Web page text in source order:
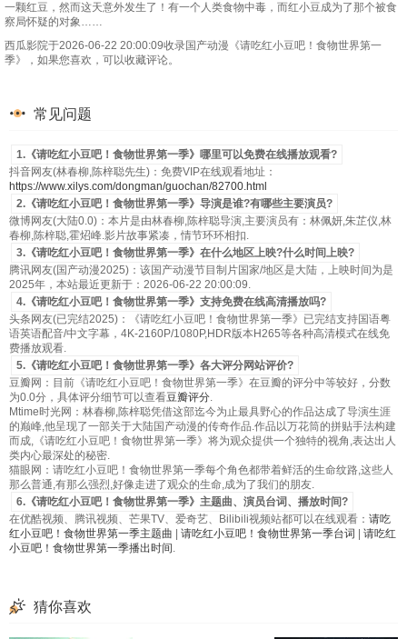
一颗红豆，然而这天意外发生了！有一个人类食物中毒，而红小豆成为了那个被食
察局怀疑的对象……
西瓜影院于2026-06-22 20:00:09收录国产动漫《请吃红小豆吧！食物世界第一
季》，如果您喜欢，可以收藏评论。
常见问题
1.《请吃红小豆吧！食物世界第一季》哪里可以免费在线播放观看?
抖音网友(林春柳,陈梓聪先生)：免费VIP在线观看地址：
https://www.xilys.com/dongman/guochan/82700.html
2.《请吃红小豆吧！食物世界第一季》导演是谁?有哪些主要演员?
微博网友(大陆0.0)：本片是由林春柳,陈梓聪导演,主要演员有：林佩妍,朱芷仪,林
春柳,陈梓聪,霍炤峰.影片故事紧凑，情节环环相扣.
3.《请吃红小豆吧！食物世界第一季》在什么地区上映?什么时间上映?
腾讯网友(国产动漫2025)：该国产动漫节目制片国家/地区是大陆，上映时间为是
2025年，本站最近更新于：2026-06-22 20:00:09.
4.《请吃红小豆吧！食物世界第一季》支持免费在线高清播放吗?
头条网友(已完结2025)：《请吃红小豆吧！食物世界第一季》已完结支持国语粤
语英语配音/中文字幕，4K-2160P/1080P,HDR版本H265等各种高清模式在线免
费播放观看.
5.《请吃红小豆吧！食物世界第一季》各大评分网站评价?
豆瓣网：目前《请吃红小豆吧！食物世界第一季》在豆瓣的评分中等较好，分数
为0.0分，具体评分细节可以查看豆瓣评分.
Mtime时光网：林春柳,陈梓聪凭借这部迄今为止最具野心的作品达成了导演生涯
的巅峰,他呈现了一部关于大陆国产动漫的传奇作品.作品以万花筒的拼贴手法构建
而成,《请吃红小豆吧！食物世界第一季》将为观众提供一个独特的视角,表达出人
类内心最深处的秘密.
猫眼网：请吃红小豆吧！食物世界第一季每个角色都带着鲜活的生命纹路,这些人
那么普通,有那么强烈,好像走进了观众的生命,成为了我们的朋友.
6.《请吃红小豆吧！食物世界第一季》主题曲、演员台词、播放时间?
在优酷视频、腾讯视频、芒果TV、爱奇艺、Bilibili视频站都可以在线观看： 请吃
红小豆吧！食物世界第一季主题曲
请吃红小豆吧！食物世界第一季台词
请吃红
小豆吧！食物世界第一季播出时间 .
猜你喜欢